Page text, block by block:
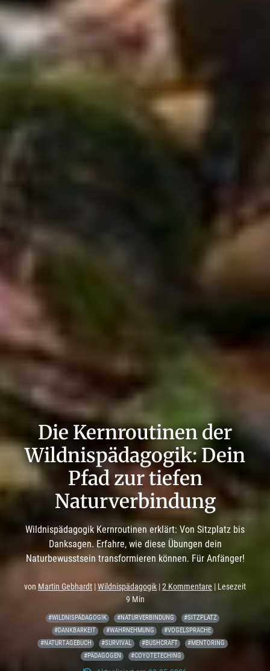
Die Kernroutinen der
Wildnispädagogik: Dein
Pfad zur tiefen
Naturverbindung
Wildnispädagogik Kernroutinen erklärt: Von Sitzplatz bis
Danksagen. Erfahre, wie diese Übungen dein
Naturbewusstsein transformieren können. Für Anfänger!
von Martin Gebhardt |Wildnispädagogik |2 Kommentare | Lesezeit
9 Min
#WILDNISPÄDAGOGIK #NATURVERBINDUNG
#SITZPLATZ
#DANKBARKEIT
#WAHRNEHMUNG
#VOGELSPRACHE
#NATURTAGEBUCH
#SURVIVAL #BUSHCRAFT
#MENTORING
#PÄDAGOGEN
#COYOTETECHING